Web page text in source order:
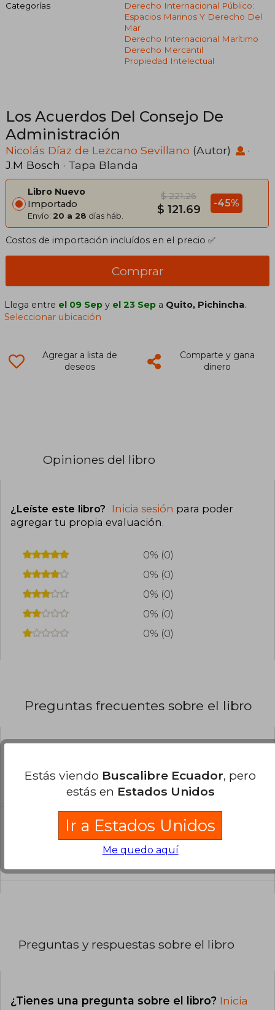
Categorías
Derecho Internacional Público:
Espacios Marinos Y Derecho Del
Mar
Derecho Internacional Marítimo
Derecho Mercantil
Propiedad Intelectual
Los Acuerdos Del Consejo De
Administración
Nicolás Díaz de Lezcano Sevillano (Autor)
·
J.M Bosch · Tapa Blanda
Libro Nuevo
Importado
Envío: 20 a 28 días háb.
$ 221.26
$ 121.69 -45%
Costos de importación incluídos en el precio ✅
Comprar
Llega entre el 09 Sep y el 23 Sep a Quito, Pichincha.
Seleccionar ubicación
Agregar a lista de
deseos
Comparte y gana
dinero
Opiniones del libro
¿Leíste este libro? Inicia sesión para poder
agregar tu propia evaluación.
0% (0)
0% (0)
0% (0)
0% (0)
0% (0)
Preguntas frecuentes sobre el libro
Todos los libros de nuestro
catálogo son Originales.
¿Cuál es la encuadernación de este libro?
La encuadernación de esta edición es Tapa
Preguntas y respuestas sobre el libro
¿Tienes una pregunta sobre el libro? Inicia
Estás viendo Buscalibre Ecuador, pero
estás en Estados Unidos
Ir a Estados Unidos
Me quedo aquí